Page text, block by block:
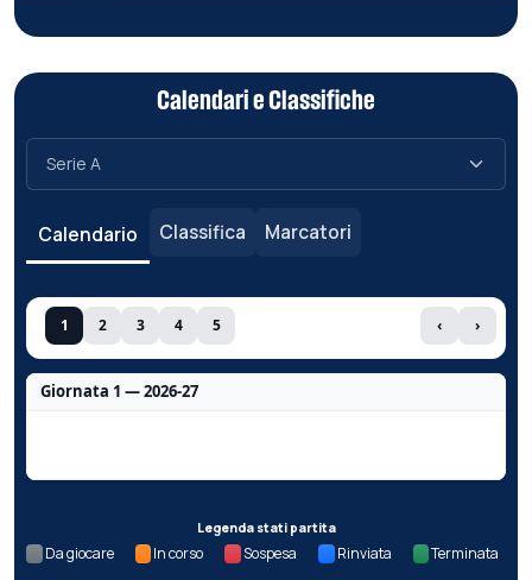
Calendari e Classifiche
Calendario Classifica Marcatori
1 2 3 4 5 ‹ ›
Giornata 1 — 2026-27
Legenda stati partita
Da giocare In corso Sospesa Rinviata Terminata